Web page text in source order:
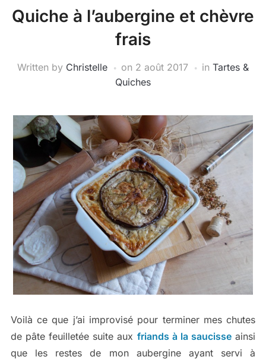
Quiche à l’aubergine et chèvre
frais
Written by Christelle on 2 août 2017 in Tartes &
Quiches
Voilà ce que j’ai improvisé pour terminer mes chutes
de pâte feuilletée suite aux friands à la saucisseainsi
que les restes de mon aubergine ayant servi à